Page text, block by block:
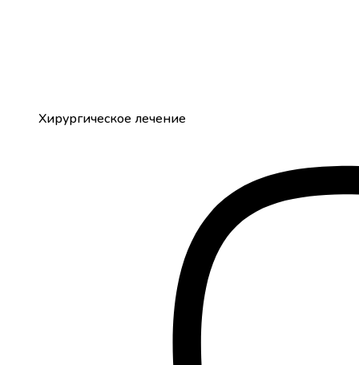
Хирургическое лечение